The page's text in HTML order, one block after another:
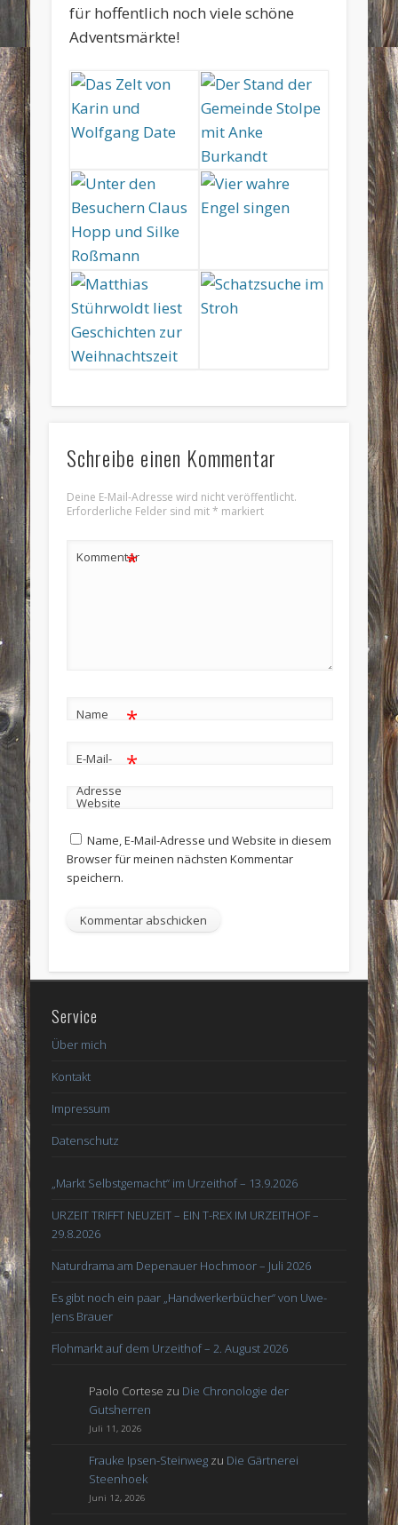
für hoffentlich noch viele schöne
Adventsmärkte!
Schreibe einen Kommentar
Deine E-Mail-Adresse wird nicht veröffentlicht.
Erforderliche Felder sind mit* markiert
Kommentar
*
Name *
E-Mail-
Adresse
*
Website
Name, E-Mail-Adresse und Website in diesem
Browser für meinen nächsten Kommentar
speichern.
Service
Über mich
Kontakt
Impressum
Datenschutz
„Markt Selbstgemacht“ im Urzeithof – 13.9.2026
URZEIT TRIFFT NEUZEIT – EIN T-REX IM URZEITHOF –
29.8.2026
Naturdrama am Depenauer Hochmoor – Juli 2026
Es gibt noch ein paar „Handwerkerbücher“ von Uwe-
Jens Brauer
Flohmarkt auf dem Urzeithof – 2. August 2026
Paolo Cortese zu Die Chronologie der
Gutsherren
Juli 11, 2026
Frauke Ipsen-Steinweg zu Die Gärtnerei
Steenhoek
Juni 12, 2026